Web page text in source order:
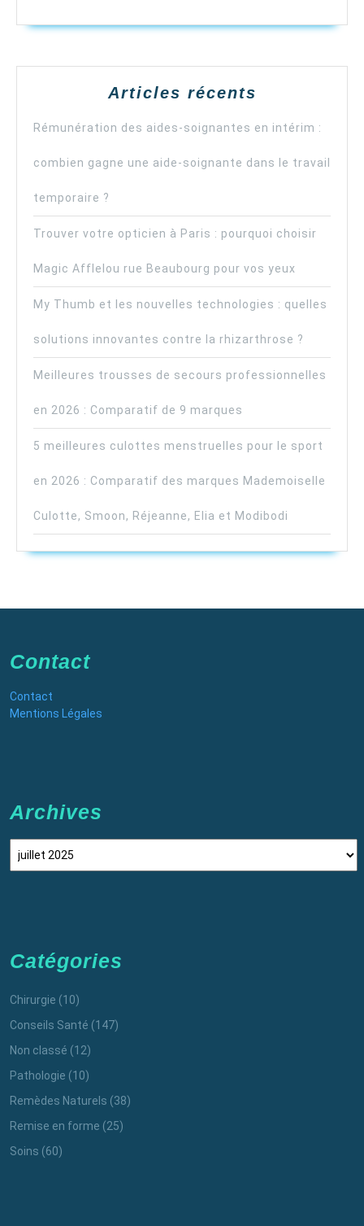
Articles récents
Rémunération des aides-soignantes en intérim :
combien gagne une aide-soignante dans le travail
temporaire ?
Trouver votre opticien à Paris : pourquoi choisir
Magic Afflelou rue Beaubourg pour vos yeux
My Thumb et les nouvelles technologies : quelles
solutions innovantes contre la rhizarthrose ?
Meilleures trousses de secours professionnelles
en 2026 : Comparatif de 9 marques
5 meilleures culottes menstruelles pour le sport
en 2026 : Comparatif des marques Mademoiselle
Culotte, Smoon, Réjeanne, Elia et Modibodi
Contact
Contact
Mentions Légales
Archives
Catégories
Chirurgie (10)
Conseils Santé (147)
Non classé (12)
Pathologie (10)
Remèdes Naturels (38)
Remise en forme (25)
Soins (60)